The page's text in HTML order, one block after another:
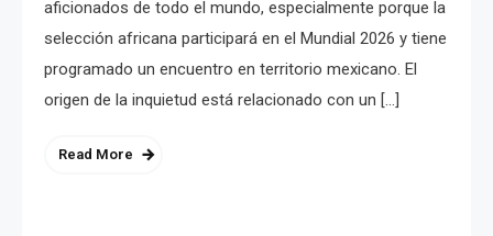
aficionados de todo el mundo, especialmente porque la
selección africana participará en el Mundial 2026 y tiene
programado un encuentro en territorio mexicano. El
origen de la inquietud está relacionado con un […]
Read More